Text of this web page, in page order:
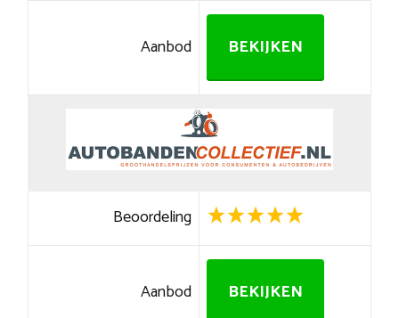
Aanbod BEKIJKEN
Beoordeling
Aanbod BEKIJKEN